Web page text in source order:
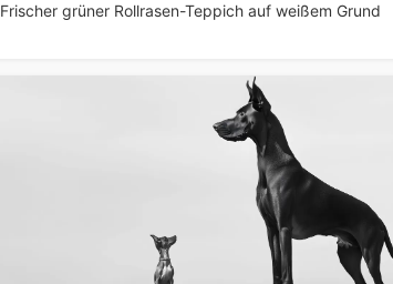
Frischer grüner Rollrasen-Teppich auf weißem Grund